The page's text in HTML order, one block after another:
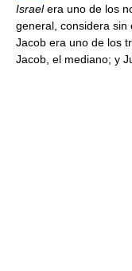
Israelera uno de los
general, considera sin
Jacob era uno de los
Jacob, el mediano; y